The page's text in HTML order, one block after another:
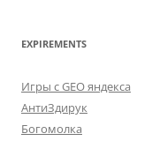
EXPIREMENTS
Игры с GEO яндекса
АнтиЗдирук
Богомолка